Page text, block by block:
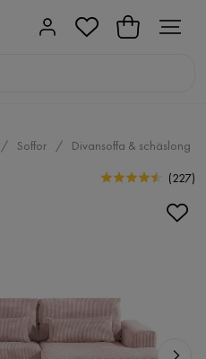
Soffor
Divansoffa & schäslong
(227)